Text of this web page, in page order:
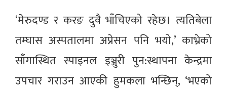
‘मेरुदण्ड र करङ दुवै भाँचिएको रहेछ। त्यतिबेला
तम्घास अस्पतालमा अप्रेसन पनि भयो,’ काभ्रेको
साँगास्थित स्पाइनल इञ्जुरी पुन:स्थापना केन्द्रमा
उपचार गराउन आएकी हुमकला भन्छिन्, ‘भएको